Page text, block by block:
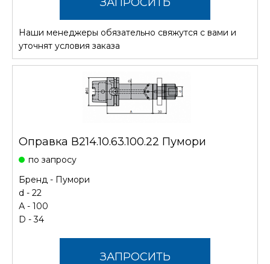
СТОИМОСТЬ
Наши менеджеры обязательно свяжутся с вами и
уточнят условия заказа
Оправка В214.10.63.100.22 Пумори
по запросу
Бренд - Пумори
d - 22
А - 100
D - 34
ЗАПРОСИТЬ